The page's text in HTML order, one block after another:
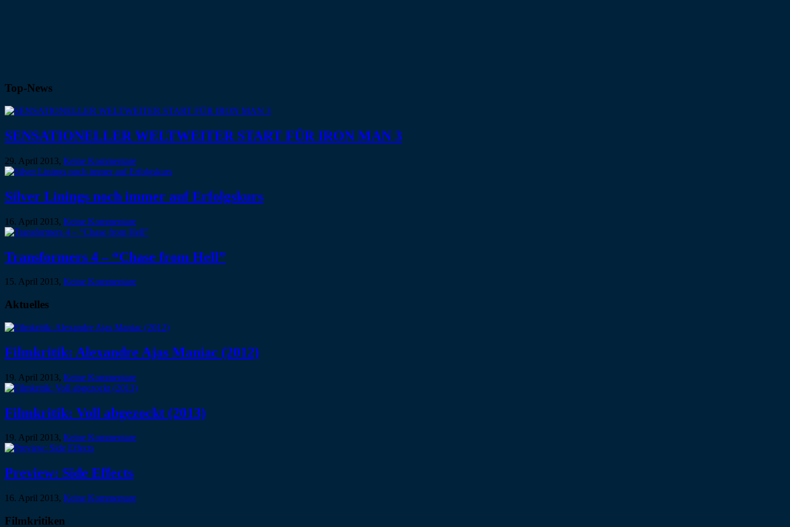
Top-News
SENSATIONELLER WELTWEITER START FÜR IRON MAN 3
29. April 2013, Keine Kommentare
Silver Linings noch immer auf Erfolgskurs
16. April 2013, Keine Kommentare
Transformers 4 – “Chase from Hell”
15. April 2013, Keine Kommentare
Aktuelles
Filmkritik: Alexandre Ajas Maniac (2012)
19. April 2013, Keine Kommentare
Filmkritik: Voll abgezockt (2013)
19. April 2013, Keine Kommentare
Preview: Side Effects
16. April 2013, Keine Kommentare
Filmkritiken